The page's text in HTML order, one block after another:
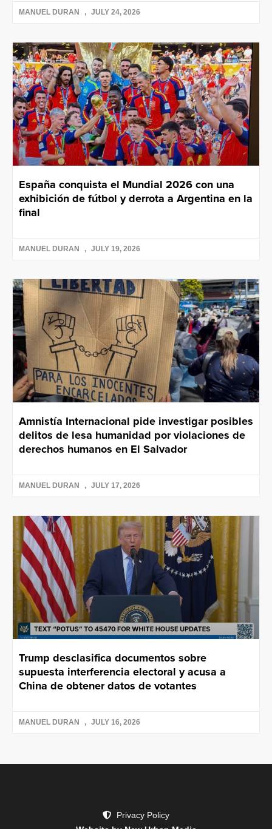
MANUEL DURAN JULY 24, 2026
España conquista el Mundial 2026 con una
exhibición de fútbol y derrota a Argentina en la
final
MANUEL DURAN JULY 19, 2026
Amnistía Internacional pide investigar posibles
delitos de lesa humanidad por violaciones de
derechos humanos en El Salvador
MANUEL DURAN JULY 17, 2026
Trump desclasifica documentos sobre
supuesta interferencia electoral y acusa a
China de obtener datos de votantes
MANUEL DURAN JULY 16, 2026
Privacy Policy